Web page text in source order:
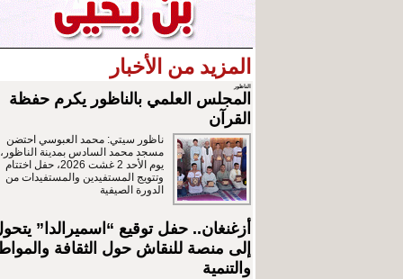
المزيد من الأخبار
الناظور
المجلس العلمي بالناظور يكرم حفظة
القرآن
ناظور سيتي: محمد العبوسي احتضن
مسجد محمد السادس بمدينة الناظور،
يوم الأحد 2 غشت 2026، حفل اختتام
وتتويج المستفيدين والمستفيدات من
الدورة الصيفية
أزغنغان.. حفل توقيع “اسميرالدا”
إلى منصة للنقاش حول الثقافة
والتنمية